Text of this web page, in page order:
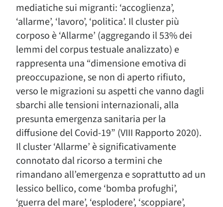
mediatiche sui migranti: ‘accoglienza’,
‘allarme’, ‘lavoro’, ‘politica’. Il cluster più
corposo è ‘Allarme’ (aggregando il 53% dei
lemmi del corpus testuale analizzato) e
rappresenta una “dimensione emotiva di
preoccupazione, se non di aperto rifiuto,
verso le migrazioni su aspetti che vanno dagli
sbarchi alle tensioni internazionali, alla
presunta emergenza sanitaria per la
diffusione del Covid-19” (VIII Rapporto 2020).
Il cluster ‘Allarme’ è significativamente
connotato dal ricorso a termini che
rimandano all’emergenza e soprattutto ad un
lessico bellico, come ‘bomba profughi’,
‘guerra del mare’, ‘esplodere’, ‘scoppiare’,